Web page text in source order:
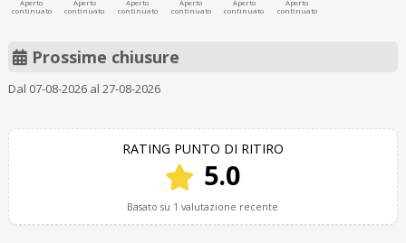
Aperto
continuato
Aperto
continuato
Aperto
continuato
Aperto
continuato
Aperto
continuato
Aperto
continuato
Prossime chiusure
Dal 07-08-2026 al 27-08-2026
RATING PUNTO DI RITIRO
5.0
Basato su 1 valutazione recente